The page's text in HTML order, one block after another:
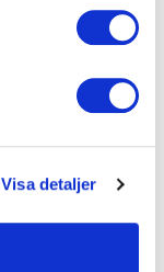
Visa detaljer